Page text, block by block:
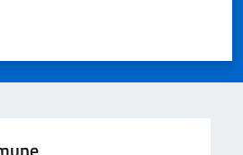
stelle su 5
su 5
5